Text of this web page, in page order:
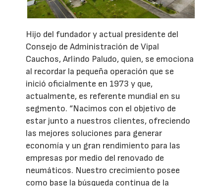
Hijo del fundador y actual presidente del
Consejo de Administración de Vipal
Cauchos, Arlindo Paludo, quien, se emociona
al recordar la pequeña operación que se
inició oficialmente en 1973 y que,
actualmente, es referente mundial en su
segmento. “Nacimos con el objetivo de
estar junto a nuestros clientes, ofreciendo
las mejores soluciones para generar
economía y un gran rendimiento para las
empresas por medio del renovado de
neumáticos. Nuestro crecimiento posee
como base la búsqueda continua de la